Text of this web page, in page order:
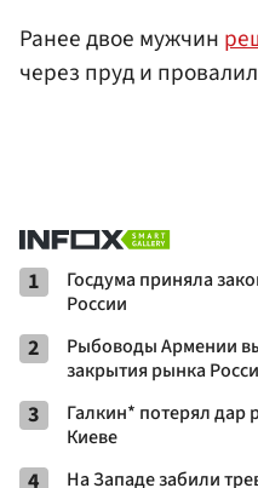
Ранее двое мужчин
через пруд и
1
Госдума приняла
России
2
Рыбоводы Армении
закрытия рынка
3
Галкин* потерял дар
Киеве
4
На Западе забили